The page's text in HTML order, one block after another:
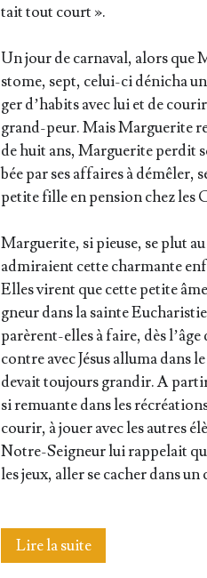
tait tout court ».
Un jour de car­na­val, alors que
stome, sept, celui-ci déni­cha
ger d’ha­bits avec lui et de
grand-peur. Mais Mar­gue­rite
de huit ans, Mar­gue­rite per­dit
bée par ses affaires à démê­ler,
petite fille en pen­sion chez les
Mar­gue­rite, si pieuse, se plut
admi­raient cette char­mante
Elles virent que cette petite
gneur dans la sainte
pa­rèrent-elles à faire, dès
contre avec Jésus allu­ma
devait tou­jours gran­dir. A
si remuante dans les
cou­rir, à jouer avec les autres
Notre-Sei­gneur lui rap­pe­lait
les jeux, aller se cacher dans
Lire la suiteSainte